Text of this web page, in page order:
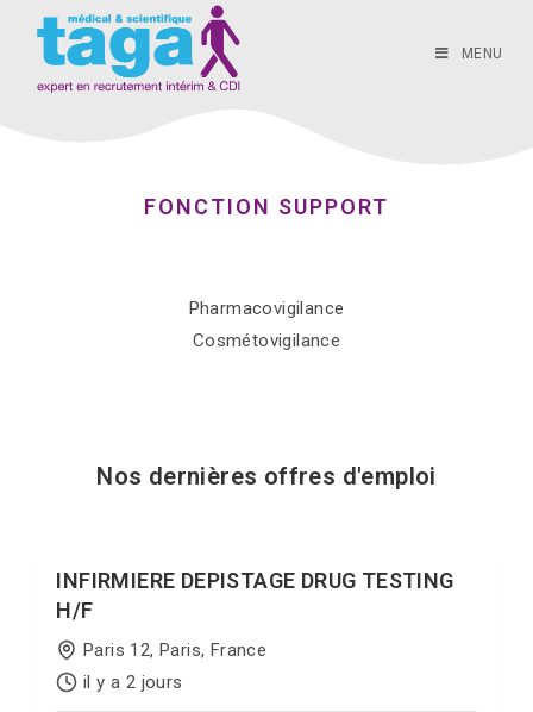
MENU
FONCTION SUPPORT
Pharmacovigilance
Cosmétovigilance
Nos dernières offres d'emploi
INFIRMIERE DEPISTAGE DRUG TESTING
H/F
Paris 12, Paris, France
il y a 2 jours